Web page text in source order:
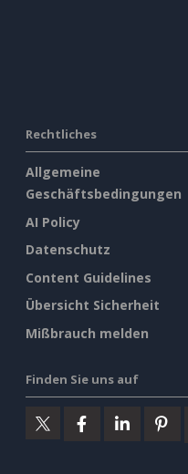
Rechtliches
Allgemeine
Geschäftsbedingungen
AI Policy
Datenschutz
Content Guidelines
Übersicht Sicherheit
Mißbrauch melden
Finden Sie uns auf